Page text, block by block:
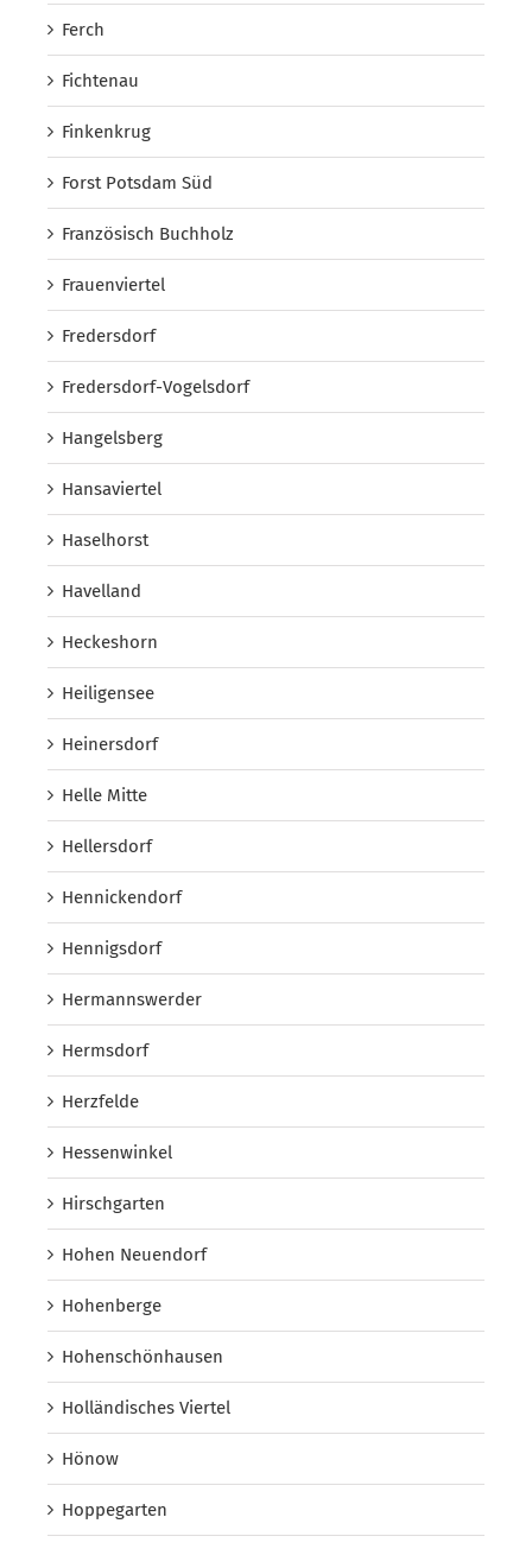
Ferch
Fichtenau
Finkenkrug
Forst Potsdam Süd
Französisch Buchholz
Frauenviertel
Fredersdorf
Fredersdorf-Vogelsdorf
Hangelsberg
Hansaviertel
Haselhorst
Havelland
Heckeshorn
Heiligensee
Heinersdorf
Helle Mitte
Hellersdorf
Hennickendorf
Hennigsdorf
Hermannswerder
Hermsdorf
Herzfelde
Hessenwinkel
Hirschgarten
Hohen Neuendorf
Hohenberge
Hohenschönhausen
Holländisches Viertel
Hönow
Hoppegarten